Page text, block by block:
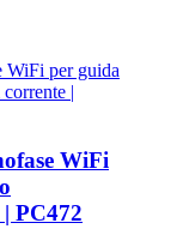
WiFi
PC472